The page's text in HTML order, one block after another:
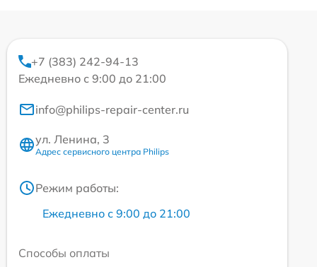
+7 (383) 242-94-13
Ежедневно с 9:00 до 21:00
info@philips-repair-center.ru
ул. Ленина, 3
Адрес сервисного центра Philips
Режим работы:
Ежедневно с 9:00 до 21:00
Способы оплаты